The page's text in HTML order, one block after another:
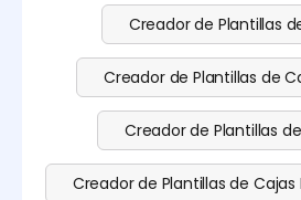
Creador de Plantillas
Creador de Plantillas de
Creador de Plantillas
Creador de Plantillas de